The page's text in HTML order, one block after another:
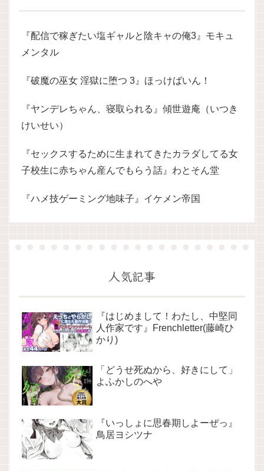
『配信で稼ぎたい塩ギャルと陰キャの俺3』モキュ
メンタル
『破魔の巫女 淫獄に堕つ 3』ほっけばいん！
『ヤンデレちゃん、寝取られる』傾世遊庵（いつき
けいせい）
『セックスするために生まれてきたカラダしてる女
子校生に赤ちゃん産んでもらう話』わとそん堂
『ハメ技ゲーミング地味子』イケメン帝国
人気記事
『はじめまして！わたし、中堅同
人作家です』Frenchletter(藤崎ひ
かり)
「どうせ死ぬから、好きにして」
よふかしのへや
『いっしょに思春期しよーぜっ』
鳥居ヨシツナ